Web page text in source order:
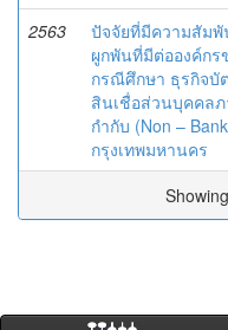
2563
ปัจจัยที่มีความสัม
ผูกพันที่มีต่อองค์กร
กรณีศึกษา ธุรกิจบั
สินเชื่อส่วนบุคคลภ
กำกับ (Non –
กรุงเทพมหานคร